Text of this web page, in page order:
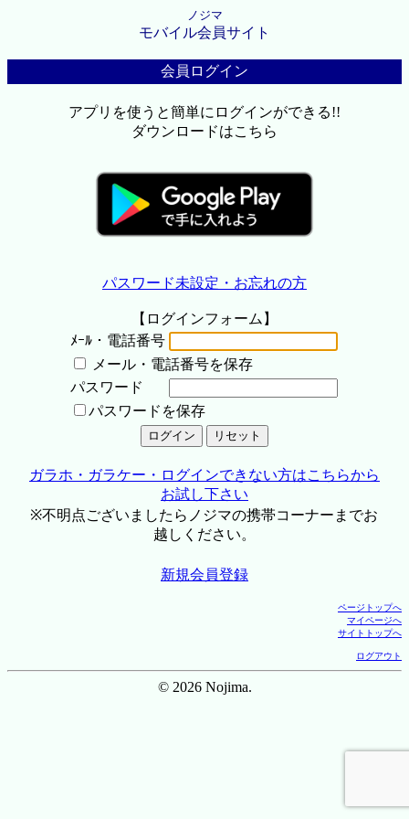
ノジマ
モバイル会員サイト
会員ログイン
アプリを使うと簡単にログインができる!!
ダウンロードはこちら
パスワード未設定・お忘れの方
【ログインフォーム】
ﾒｰﾙ・電話番号
メール・電話番号を保存
パスワード
パスワードを保存
ガラホ・ガラケー・ログインできない方はこちらから
お試し下さい
※不明点ございましたらノジマの携帯コーナーまでお
越しください。
新規会員登録
ページトップへ
マイページへ
サイトトップへ
ログアウト
© 2026 Nojima.